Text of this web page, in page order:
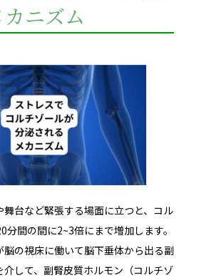
ニズム
台など緊張する場面に立つと、コル
間の間に2~3倍にまで増加します。
脳の視床に働いて脳下垂体から出る副
して、副腎皮質ホルモン（コルチゾ